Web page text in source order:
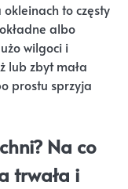
to częsty
albo
wilgoci i
lub zbyt mała
prostu sprzyja
Na co
trwała i